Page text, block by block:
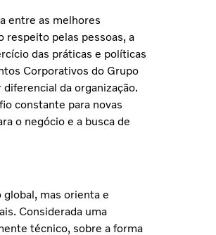
entre as melhores
respeito pelas pessoas, a
das práticas e políticas
Corporativos do Grupo
da organização.
constante para novas
o negócio e a busca de
mas orienta e
Considerada uma
técnico, sobre a forma